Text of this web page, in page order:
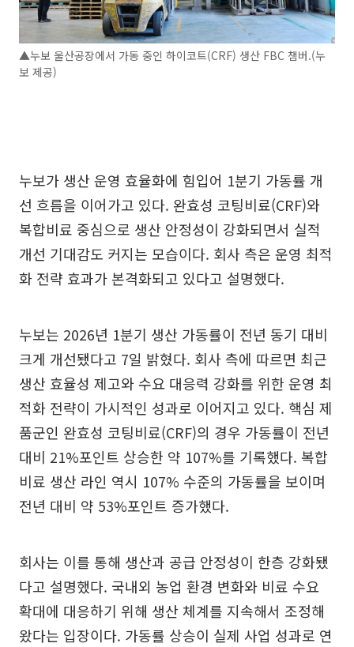
▲누보 울산공장에서 가동 중인 하이코트(CRF) 생산 FBC 챔버.(누
보 제공)
누보가 생산 운영 효율화에 힘입어 1분기 가동률 개
선 흐름을 이어가고 있다. 완효성 코팅비료(CRF)와
복합비료 중심으로 생산 안정성이 강화되면서 실적
개선 기대감도 커지는 모습이다. 회사 측은 운영 최적
화 전략 효과가 본격화되고 있다고 설명했다.
누보는 2026년 1분기 생산 가동률이 전년 동기 대비
크게 개선됐다고 7일 밝혔다. 회사 측에 따르면 최근
생산 효율성 제고와 수요 대응력 강화를 위한 운영 최
적화 전략이 가시적인 성과로 이어지고 있다. 핵심 제
품군인 완효성 코팅비료(CRF)의 경우 가동률이 전년
대비 21%포인트 상승한 약 107%를 기록했다. 복합
비료 생산 라인 역시 107% 수준의 가동률을 보이며
전년 대비 약 53%포인트 증가했다.
회사는 이를 통해 생산과 공급 안정성이 한층 강화됐
다고 설명했다. 국내외 농업 환경 변화와 비료 수요
확대에 대응하기 위해 생산 체계를 지속해서 조정해
왔다는 입장이다. 가동률 상승이 실제 사업 성과로 연